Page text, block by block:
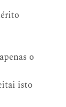
o
isto